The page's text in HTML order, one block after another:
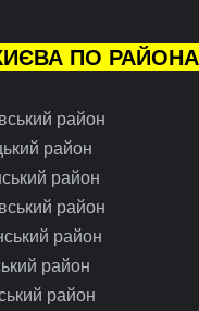
ПО
район
район
район
район
район
район
район